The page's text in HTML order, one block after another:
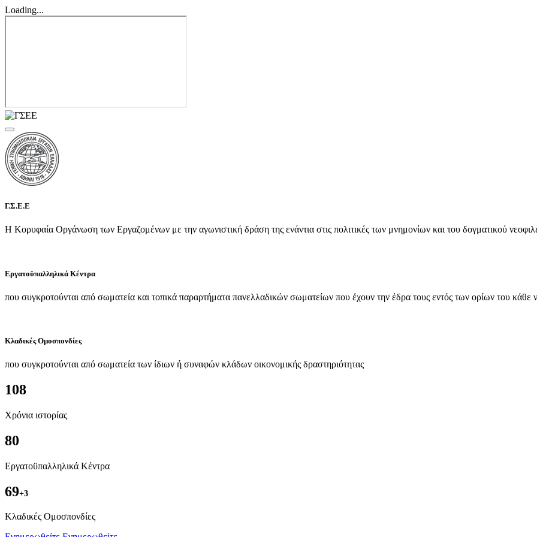
Loading...
Γ.Σ.Ε.Ε
Η Κορυφαία Οργάνωση των Εργαζομένων με την αγωνιστική δράση της ενάντια στις πολιτικές των μνημονίων και του δογματικού
Εργατοϋπαλληλικά Κέντρα
που συγκροτούνται από σωματεία και τοπικά παραρτήματα πανελλαδικών σωματείων που έχουν την έδρα τους εντός των ορίων του κάθε
Κλαδικές Ομοσπονδίες
που συγκροτούνται από σωματεία των ίδιων ή συναφών κλάδων οικονομικής δραστηριότητας
108
Χρόνια ιστορίας
80
Εργατοϋπαλληλικά Κέντρα
69+3
Kλαδικές Ομοσπονδίες